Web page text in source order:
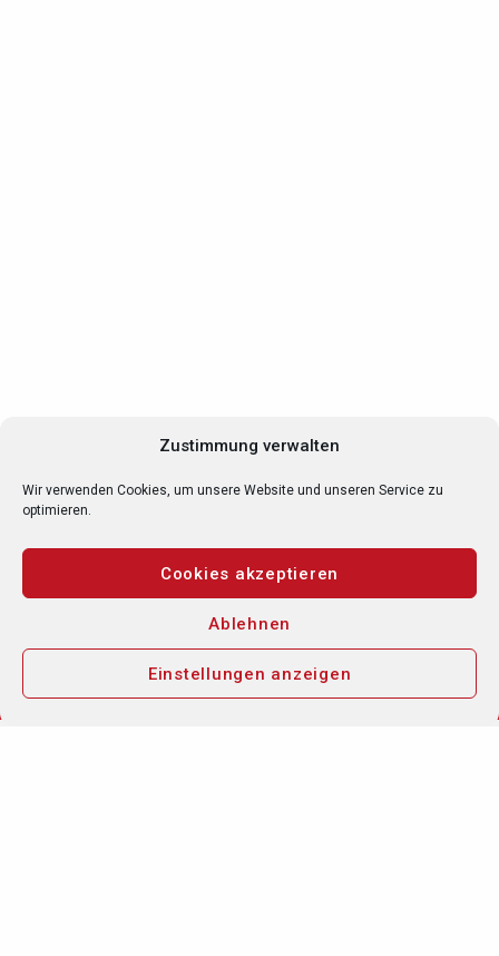
Zustimmung verwalten
Wir verwenden Cookies, um unsere Website und unseren Service zu
optimieren.
Cookies akzeptieren
Ablehnen
Einstellungen anzeigen
Finanzierung
Neuwagen
Gebrauchtwagen
EU Fahrzeuge